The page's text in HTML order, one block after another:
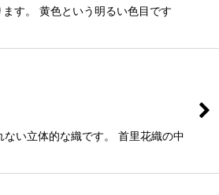
す。 黄色という明るい色目です
い立体的な織です。 首里花織の中